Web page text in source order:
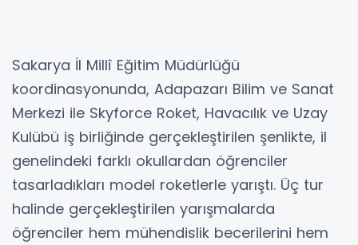
Sakarya İl Millî Eğitim Müdürlüğü
koordinasyonunda, Adapazarı Bilim ve Sanat
Merkezi ile Skyforce Roket, Havacılık ve Uzay
Kulübü iş birliğinde gerçekleştirilen şenlikte, il
genelindeki farklı okullardan öğrenciler
tasarladıkları model roketlerle yarıştı. Üç tur
halinde gerçekleştirilen yarışmalarda
öğrenciler hem mühendislik becerilerini hem